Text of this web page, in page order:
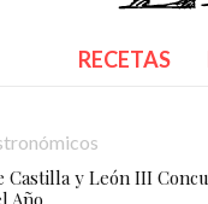
RECETAS
Castilla y León III
Año